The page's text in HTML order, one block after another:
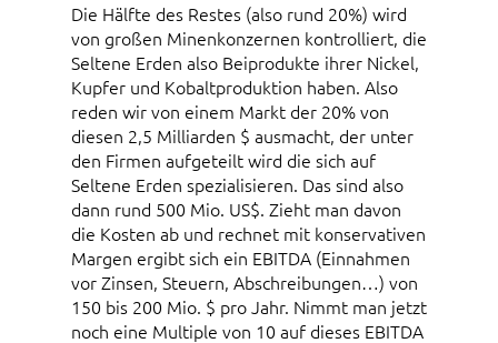
Die Hälfte des Restes (also rund 20%) wird
von großen Minenkonzernen kontrolliert, die
Seltene Erden also Beiprodukte ihrer Nickel,
Kupfer und Kobaltproduktion haben. Also
reden wir von einem Markt der 20% von
diesen 2,5 Milliarden $ ausmacht, der unter
den Firmen aufgeteilt wird die sich auf
Seltene Erden spezialisieren. Das sind also
dann rund 500 Mio. US$. Zieht man davon
die Kosten ab und rechnet mit konservativen
Margen ergibt sich ein EBITDA (Einnahmen
vor Zinsen, Steuern, Abschreibungen…) von
150 bis 200 Mio. $ pro Jahr. Nimmt man jetzt
noch eine Multiple von 10 auf dieses EBITDA